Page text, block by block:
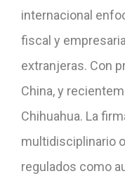
internacional
fiscal y
extranjeras. Con
China, y
Chihuahua. La
multidisciplinario
regulados como